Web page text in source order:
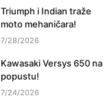
Triumph i Indian traže
moto mehaničara!
7/28/2026
Kawasaki Versys 650 na
popustu!
7/24/2026